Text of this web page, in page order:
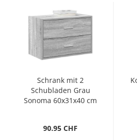
Schrank mit 2
Schubladen Grau
Sonoma 60x31x40 cm
90.95 CHF